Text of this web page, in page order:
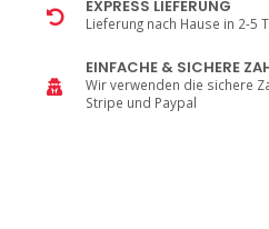
EXPRESS LIEFERUNG
Lieferung nach Hause in 2-5
EINFACHE & SICHERE
Wir verwenden die sichere
Stripe und Paypal